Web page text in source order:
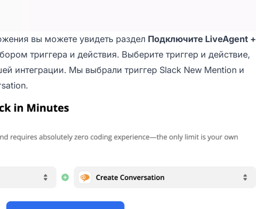
вы можете увидеть раздел Подключите LiveAgent +
триггера и действия. Выберите триггер и действие,
интеграции. Мы выбрали триггер Slack New Mention и